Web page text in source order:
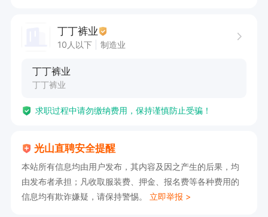
丁丁裤业
10人以下 制造业
丁丁裤业
丁丁裤业
求职过程中请勿缴纳费用，保持谨慎防止受骗！
光山直聘安全提醒
本站所有信息均由用户发布，其内容及因之产生的后果，均
由发布者承担；凡收取服装费、押金、报名费等各种费用的
信息均有欺诈嫌疑，请保持警惕。 立即举报 >